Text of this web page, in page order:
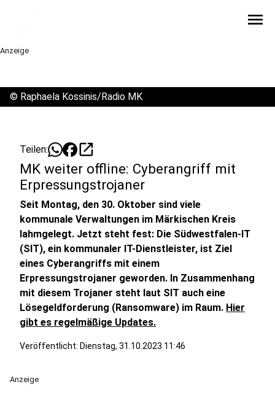
menu
Anzeige
© Raphaela Kossinis/Radio MK
Teilen: open_in_new
MK weiter offline: Cyberangriff mit
Erpressungstrojaner
Seit Montag, den 30. Oktober sind viele
kommunale Verwaltungen im Märkischen Kreis
lahmgelegt. Jetzt steht fest: Die Südwestfalen-IT
(SIT), ein kommunaler IT-Dienstleister, ist Ziel
eines Cyberangriffs mit einem
Erpressungstrojaner geworden. In Zusammenhang
mit diesem Trojaner steht laut SIT auch eine
Lösegeldforderung (Ransomware) im Raum. Hier
gibt es regelmäßige Updates.
Veröffentlicht: Dienstag, 31.10.2023 11:46
Anzeige